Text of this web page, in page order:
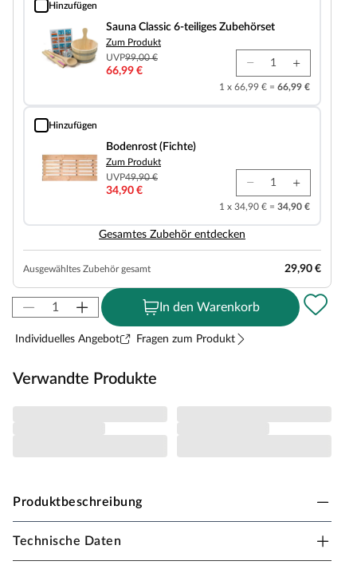
Hinzufügen
Sauna Classic 6-teiliges Zubehörset
Sauna Classic 6-teiliges Zubehörset
Zum Produkt
UVP99,00 €
66,99 €
1 x 66,99 € = 66,99 €
Hinzufügen
Bodenrost (Fichte)
Bodenrost (Fichte)
Zum Produkt
UVP49,90 €
34,90 €
1 x 34,90 € = 34,90 €
Gesamtes Zubehör entdecken
Ausgewähltes Zubehör gesamt 29,90 €
In den Warenkorb
Individuelles Angebot Fragen zum Produkt
Verwandte Produkte
Produktbeschreibung
Karibu Innensauna Daria in Systembauweise für 1-
2 Personen
Technische Daten